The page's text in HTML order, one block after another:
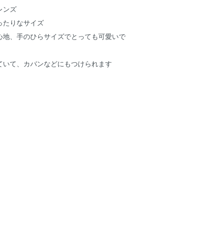
ンズ
たりなサイズ
地、手のひらサイズでとっても可愛いで
て、カバンなどにもつけられます